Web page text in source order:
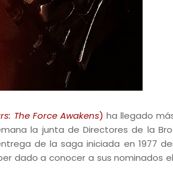
The Force Awakens) ha llegado
la junta de Directores de la
de la saga iniciada en 1977
dado a conocer a sus nominados